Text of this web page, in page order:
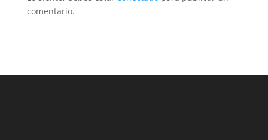
comentario.